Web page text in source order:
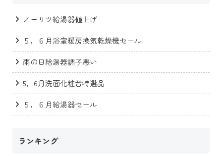
ノーリツ給湯器値上げ
５，６月浴室暖房換気乾燥機セール
雨の日給湯器調子悪い
5，6月洗面化粧台特選品
５，６月給湯器セール
ランキング